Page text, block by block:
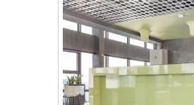
Потолки в
домашних
условиях
Цены на
подвесной